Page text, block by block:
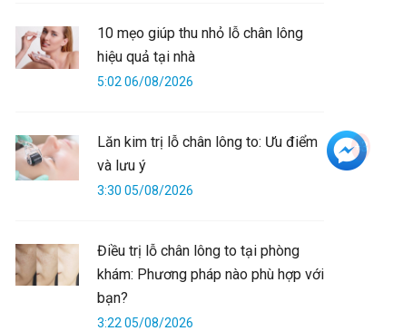
10 mẹo giúp thu nhỏ lỗ chân lông
hiệu quả tại nhà
5:02 06/08/2026
Lăn kim trị lỗ chân lông to: Ưu điểm
và lưu ý
3:30 05/08/2026
Điều trị lỗ chân lông to tại phòng
khám: Phương pháp nào phù hợp với
bạn?
3:22 05/08/2026
+3